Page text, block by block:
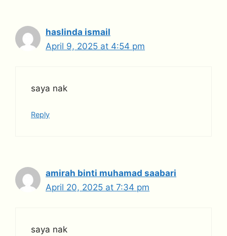
haslinda ismail
April 9, 2025 at 4:54 pm
saya nak
Reply
amirah binti muhamad saabari
April 20, 2025 at 7:34 pm
saya nak